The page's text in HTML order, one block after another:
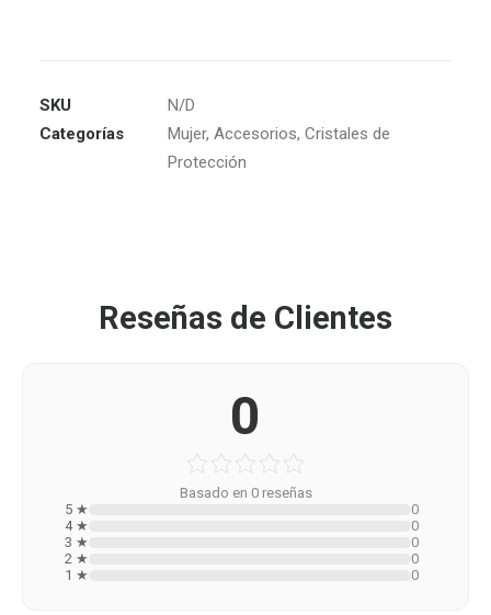
SKU
N/D
Categorías
Mujer, Accesorios, Cristales de
Protección
Reseñas de Clientes
0
Basado en 0 reseñas
5 ★
0
4 ★
0
3 ★
0
2 ★
0
1 ★
0